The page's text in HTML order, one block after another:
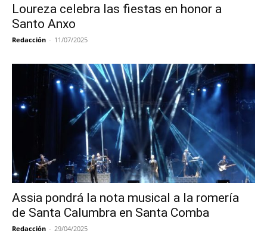
Loureza celebra las fiestas en honor a
Santo Anxo
Redacción - 11/07/2025
Assia pondrá la nota musical a la romería
de Santa Calumbra en Santa Comba
Redacción - 29/04/2025